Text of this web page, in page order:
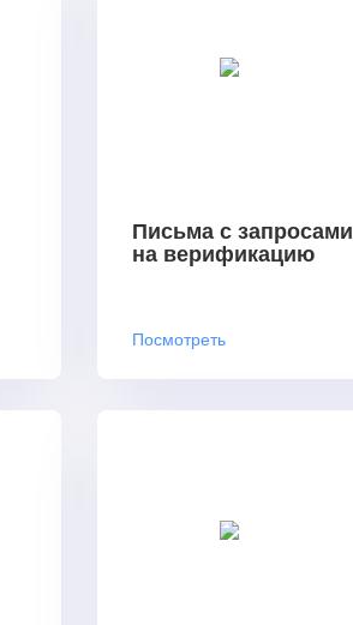
Письма с запросами
на верификацию
Посмотреть